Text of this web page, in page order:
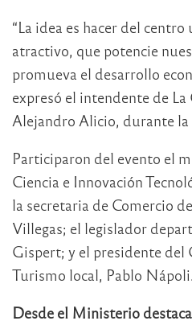
“La idea es hacer del
atractivo, que potencie
promueva el desarrollo
expresó el intendente de La
Alejandro Alicio, durante la
Participaron del evento el
Ciencia e Innovación
la secretaria de Comercio
Villegas; el legislador
Gispert; y el presidente del
Turismo local, Pablo Nápoli.
Desde el Ministerio